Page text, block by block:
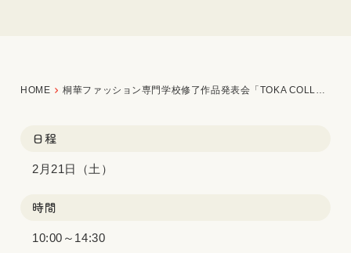
HOME 桐華ファッション専門学校修了作品発表会「TOKA COLLECTION ～桐華から夢をX～」
日程
2月21日（土）
時間
10:00～14:30